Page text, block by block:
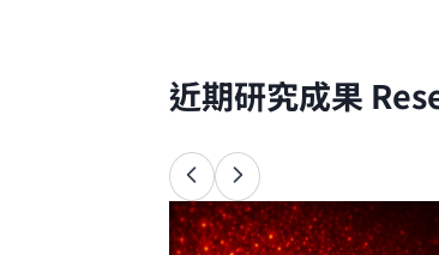
近期研究成果